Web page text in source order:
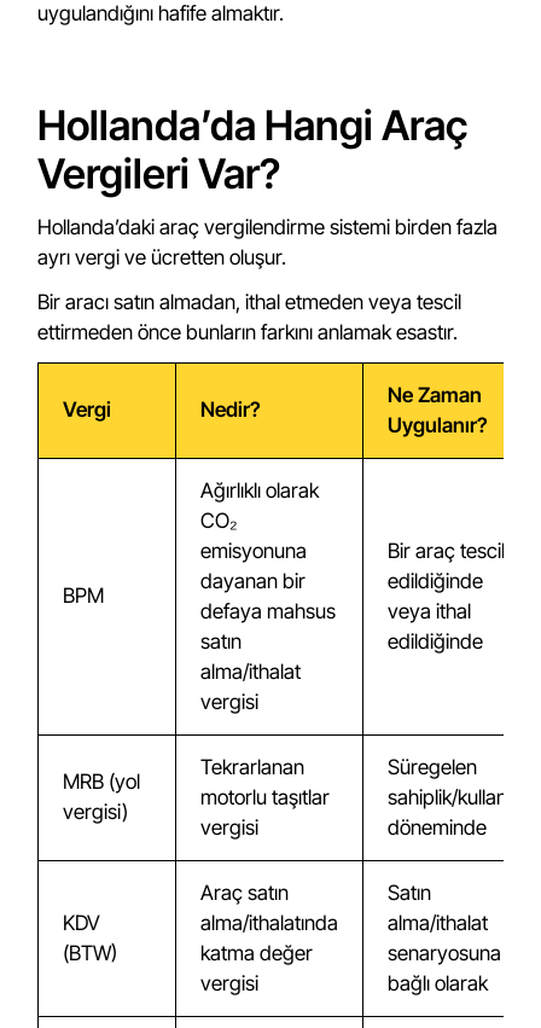
uygulandığını hafife almaktır.
Hollanda’da Hangi Araç
Vergileri Var?
Hollanda’daki araç vergilendirme sistemi birden fazla
ayrı vergi ve ücretten oluşur.
Bir aracı satın almadan, ithal etmeden veya tescil
ettirmeden önce bunların farkını anlamak esastır.
Vergi Nedir?
Ne Zaman
Uygulanır?
BPM
Ağırlıklı olarak
CO₂
emisyonuna
dayanan bir
defaya mahsus
satın
alma/ithalat
vergisi
Bir araç tescil
edildiğinde
veya ithal
edildiğinde
MRB (yol
vergisi)
Tekrarlanan
motorlu taşıtlar
vergisi
Süregelen
sahiplik/kullanım
döneminde
KDV
(BTW)
Araç satın
alma/ithalatında
katma değer
vergisi
Satın
alma/ithalat
senaryosuna
bağlı olarak